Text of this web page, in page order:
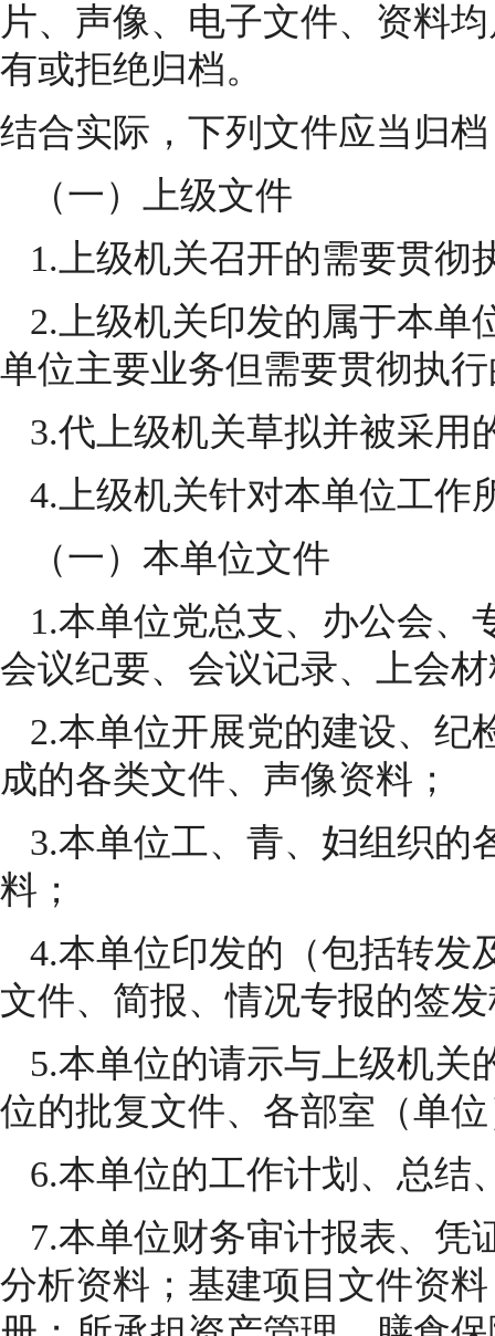
片、声像、电子文件、资料
有或拒绝归档。
结合实际，下列文件应当归
（一）上级文件
1.上级机关召开的需要贯彻
2.上级机关印发的属于本单
单位主要业务但需要贯彻执
3.代上级机关草拟并被采用
4.上级机关针对本单位工作
（一）本单位文件
1.本单位党总支、办公会、
会议纪要、会议记录、上会
2.本单位开展党的建设、纪
成的各类文件、声像资料；
3.本单位工、青、妇组织的
料；
4.本单位印发的（包括转发
文件、简报、情况专报的签
5.本单位的请示与上级机关
位的批复文件、各部室（单
6.本单位的工作计划、总结
7.本单位财务审计报表、凭
分析资料；基建项目文件资